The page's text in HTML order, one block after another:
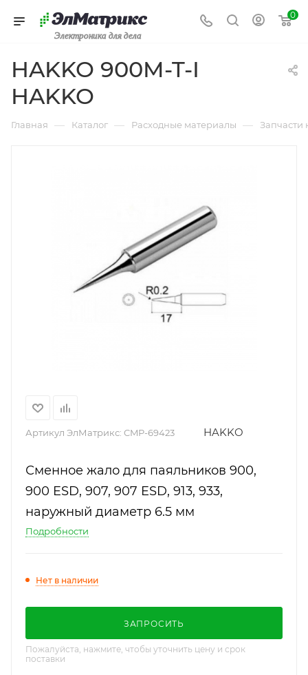
Электроника для дела
0
HAKKO 900M-T-I
HAKKO
Главная — Каталог — Расходные материалы — Запчасти
Артикул ЭлМатрикс: CMP-69423 HAKKO
Сменное жало для паяльников 900,
900 ESD, 907, 907 ESD, 913, 933,
наружный диаметр 6.5 мм
Подробности
Нет в наличии
ЗАПРОСИТЬ
Пожалуйста, нажмите, чтобы уточнить цену и срок
поставки